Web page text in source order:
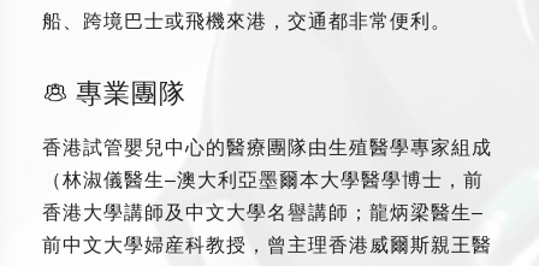
船、跨境巴士或飛機來港，交通都非常便利。
專業團隊
香港試管嬰兒中心的醫療團隊由生殖醫學專家組成
（林淑儀醫生–澳大利亞墨爾本大學醫學博士，前
香港大學講師及中文大學名譽講師；龍炳梁醫生–
前中文大學婦産科教授，曾主理香港威爾斯親王醫